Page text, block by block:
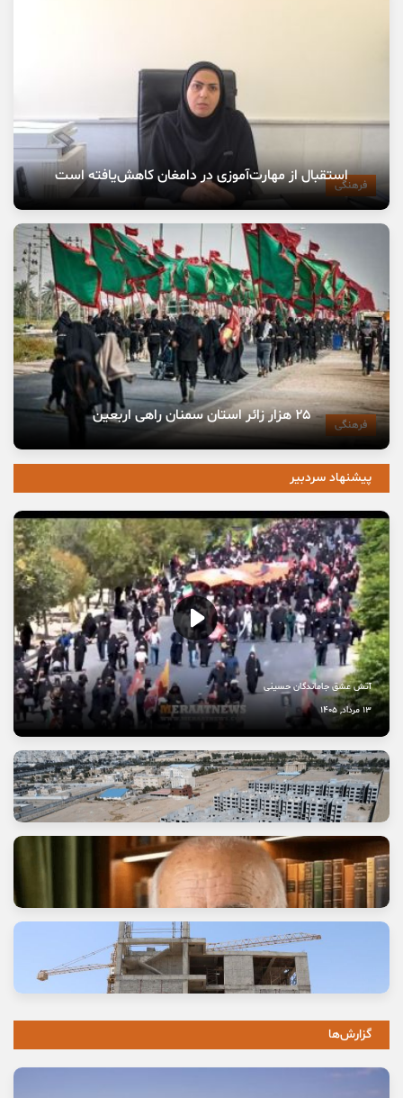
فرهنگیاستقبال از مهارت‌آموزی در دامغان کاهش‌یافته است
فرهنگی ۲۵ هزار زائر استان سمنان راهی اربعین
پیشنهاد سردبیر
آتش عشق جاماندگان حسینی
13 مرداد, 1405
وعده خانه‌ای که برای خانواده‌ها گران تمام شد
11 مرداد, 1405
گزارش‌ها